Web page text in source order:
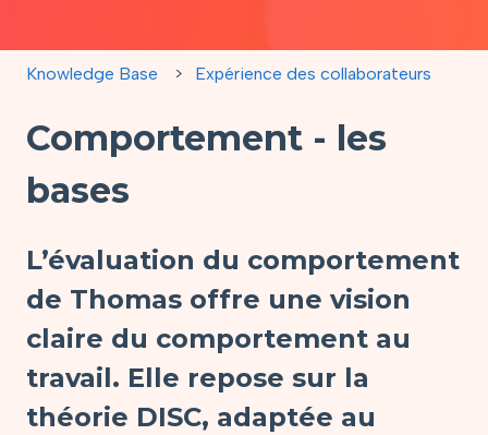
Knowledge Base Expérience des collaborateurs
Comportement - les
bases
L’évaluation du comportement
de Thomas offre une vision
claire du comportement au
travail. Elle repose sur la
théorie DISC, adaptée au